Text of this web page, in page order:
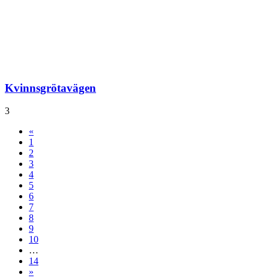
Kvinnsgrötavägen
3
«
1
2
3
4
5
6
7
8
9
10
…
14
»